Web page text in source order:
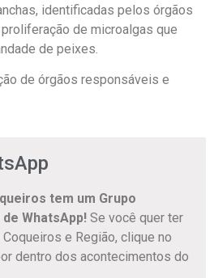
identificadas pelos órgãos
de microalgas que
de peixes.
de órgãos responsáveis e
tem um Grupo
WhatsApp! Se você quer ter
e Região, clique no
dentro dos acontecimentos do